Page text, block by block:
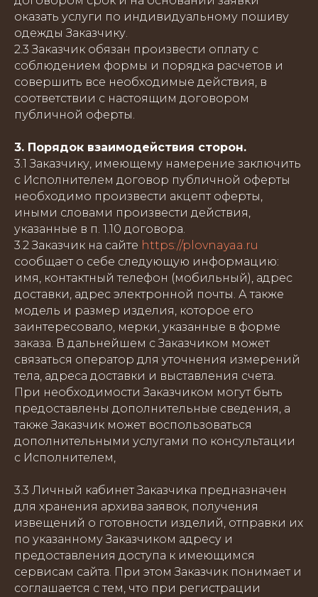
оказать услуги по индивидуальному пошиву
одежды Заказчику.
2.3 Заказчик обязан произвести оплату с
соблюдением формы и порядка расчетов и
совершить все необходимые действия, в
соответствии с настоящим договором
публичной оферты.
3. Порядок взаимодействия сторон.
3.1 Заказчику, имеющему намерение заключить
с Исполнителем договор публичной оферты
необходимо произвести акцепт оферты,
иными словами произвести действия,
указанные в п. 1.10 договора.
3.2 Заказчик на сайте https://plovnayaa.ru
сообщает о себе следующую информацию:
имя, контактный телефон (мобильный), адрес
доставки, адрес электронной почты. А также
модель и размер изделия, которое его
заинтересовало, мерки, указанные в форме
заказа. В дальнейшем с Заказчиком может
связаться оператор для уточнения измерений
тела, адреса доставки и выставления счета.
При необходимости Заказчиком могут быть
предоставлены дополнительные сведения, а
также Заказчик может воспользоваться
дополнительными услугами по консультации
с Исполнителем,
3.3 Личный кабинет Заказчика предназначен
для хранения архива заявок, получения
извещений о готовности изделий, отправки их
по указанному Заказчиком адресу и
предоставления доступа к имеющимся
сервисам сайта. При этом Заказчик понимает и
соглашается с тем, что при регистрации